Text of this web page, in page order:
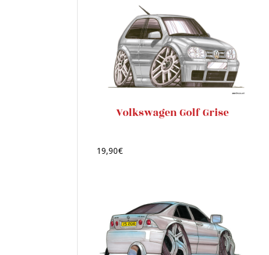
Volkswagen Golf Grise
19,90€